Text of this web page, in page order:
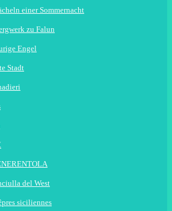
einer Sommernacht
zu Falun
Engel
Stadt
del West
siciliennes